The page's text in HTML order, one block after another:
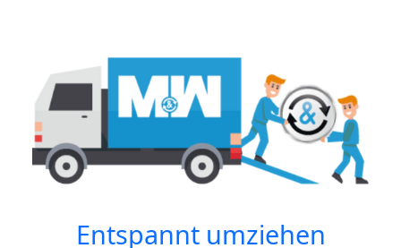
Entspannt umziehen